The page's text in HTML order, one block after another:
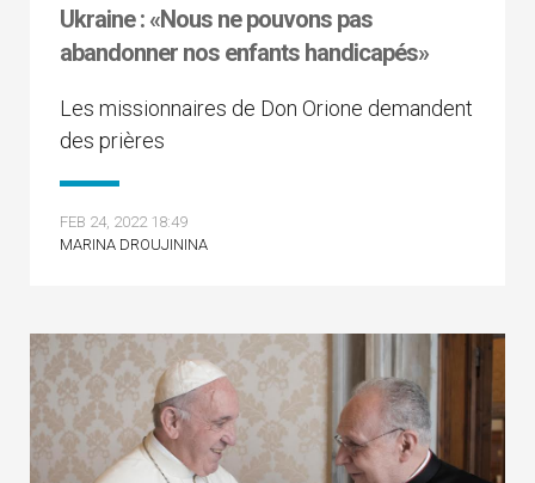
Ukraine : «Nous ne pouvons pas
abandonner nos enfants handicapés»
Les missionnaires de Don Orione demandent
des prières
FEB 24, 2022 18:49
MARINA DROUJININA